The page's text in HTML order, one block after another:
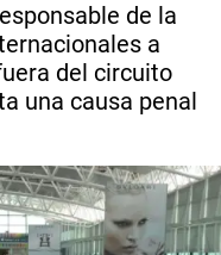
de la
a
del circuito
una causa penal